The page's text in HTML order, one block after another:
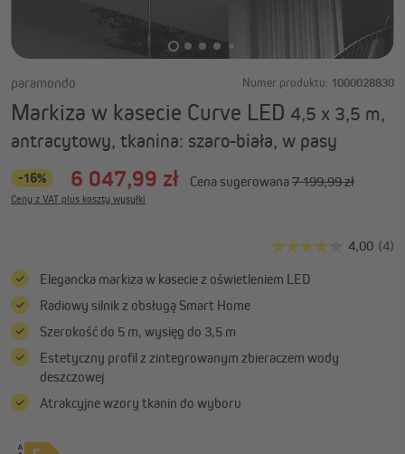
paramondo Numer produktu: 1000028830
Markiza w kasecie Curve LED 4,5 x 3,5 m,
antracytowy, tkanina: szaro-biała, w pasy
-16% 6 047,99 zł Cena sugerowana7 199,99 zł
Ceny z VAT plus koszty wysyłki
Elegancka markiza w kasecie z oświetleniem LED
Radiowy silnik z obsługą Smart Home
Szerokość do 5 m, wysięg do 3,5 m
Estetyczny profil z zintegrowanym zbieraczem wody
deszczowej
Atrakcyjne wzory tkanin do wyboru